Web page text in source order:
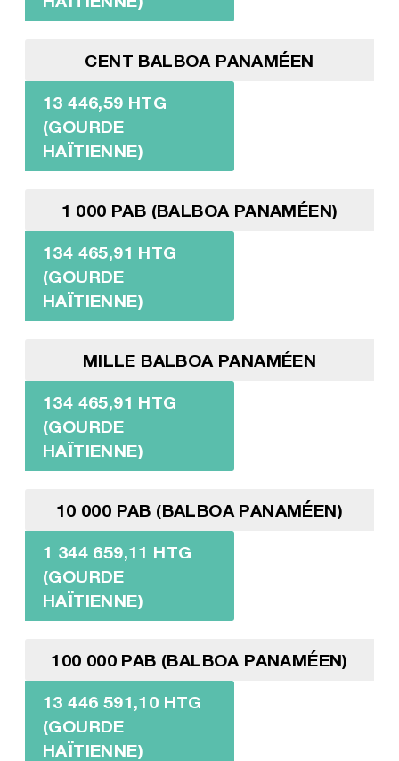
CENT BALBOA PANAMÉEN
13 446,59 HTG
(GOURDE
HAÏTIENNE)
1 000 PAB (BALBOA PANAMÉEN)
134 465,91 HTG
(GOURDE
HAÏTIENNE)
MILLE BALBOA PANAMÉEN
134 465,91 HTG
(GOURDE
HAÏTIENNE)
10 000 PAB (BALBOA PANAMÉEN)
1 344 659,11 HTG
(GOURDE
HAÏTIENNE)
100 000 PAB (BALBOA PANAMÉEN)
13 446 591,10 HTG
(GOURDE
HAÏTIENNE)